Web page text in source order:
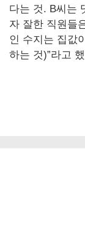
다는 것. B씨는
자 잘한 직원들
인 수지는 집값
하는 것)”라고